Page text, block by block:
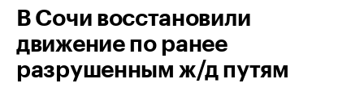
В Сочи восстановили
движение по ранее
разрушенным ж/д путям